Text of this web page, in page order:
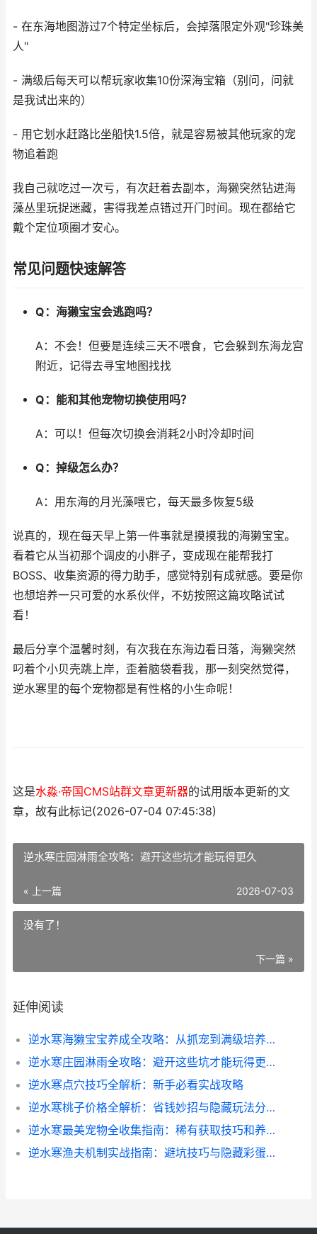
- 在东海地图游过7个特定坐标后，会掉落限定外观"珍珠美
人"
- 满级后每天可以帮玩家收集10份深海宝箱（别问，问就
是我试出来的）
- 用它划水赶路比坐船快1.5倍，就是容易被其他玩家的宠
物追着跑
我自己就吃过一次亏，有次赶着去副本，海獭突然钻进海
藻丛里玩捉迷藏，害得我差点错过开门时间。现在都给它
戴个定位项圈才安心。
常见问题快速解答
Q：海獭宝宝会逃跑吗？
A：不会！但要是连续三天不喂食，它会躲到东海龙宫
附近，记得去寻宝地图找找
Q：能和其他宠物切换使用吗？
A：可以！但每次切换会消耗2小时冷却时间
Q：掉级怎么办？
A：用东海的月光藻喂它，每天最多恢复5级
说真的，现在每天早上第一件事就是摸摸我的海獭宝宝。
看着它从当初那个调皮的小胖子，变成现在能帮我打
BOSS、收集资源的得力助手，感觉特别有成就感。要是你
也想培养一只可爱的水系伙伴，不妨按照这篇攻略试试
看！
最后分享个温馨时刻，有次我在东海边看日落，海獭突然
叼着个小贝壳跳上岸，歪着脑袋看我，那一刻突然觉得，
逆水寒里的每个宠物都是有性格的小生命呢！
这是水淼·帝国CMS站群文章更新器的试用版本更新的文
章，故有此标记(2026-07-04 07:45:38)
逆水寒庄园淋雨全攻略：避开这些坑才能玩得更久
« 上一篇 2026-07-03
没有了！
下一篇 »
延伸阅读
逆水寒海獭宝宝养成全攻略：从抓宠到满级培养技巧
逆水寒庄园淋雨全攻略：避开这些坑才能玩得更久
逆水寒点穴技巧全解析：新手必看实战攻略
逆水寒桃子价格全解析：省钱妙招与隐藏玩法分享
逆水寒最美宠物全收集指南：稀有获取技巧和养成避坑
逆水寒渔夫机制实战指南：避坑技巧与隐藏彩蛋揭秘